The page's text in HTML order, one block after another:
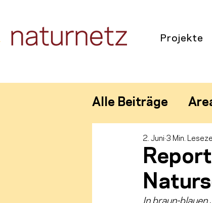
Projekte
Alle Beiträge
Volunteering &
2. Juni 3 Min.